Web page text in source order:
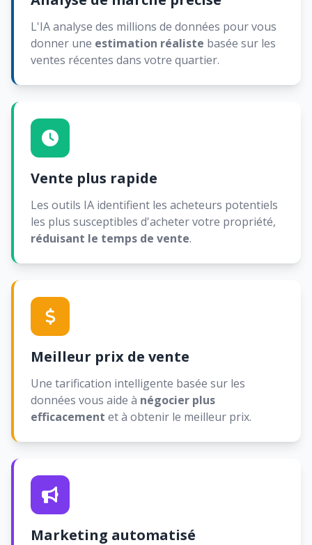
L'IA analyse des millions de données pour vous
donner une estimation réaliste basée sur les
ventes récentes dans votre quartier.
Vente plus rapide
Les outils IA identifient les acheteurs potentiels
les plus susceptibles d'acheter votre propriété,
réduisant le temps de vente.
Meilleur prix de vente
Une tarification intelligente basée sur les
données vous aide à négocier plus
efficacement et à obtenir le meilleur prix.
Marketing automatisé